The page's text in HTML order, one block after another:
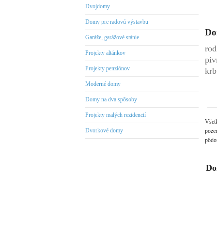
Dvojdomy
Domy pre radovú výstavbu
Garáže, garážové stánie
Projekty altánkov
Projekty penziónov
Moderné domy
Domy na dva spôsoby
Projekty malých rezidencií
Dvorkové domy
krb